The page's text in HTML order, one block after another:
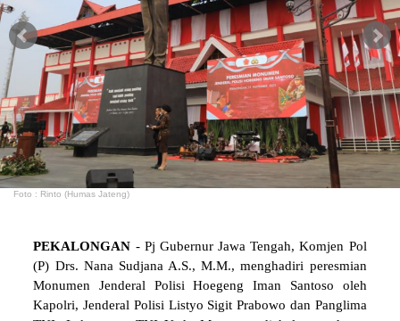
Foto : Rinto (Humas Jateng)
(P) Drs. Nana Sudjana A.S., M.M., menghadiri peresmian
Monumen Jenderal Polisi Hoegeng Iman Santoso oleh
Kapolri, Jenderal Polisi Listyo Sigit Prabowo dan Panglima
TNI, Laksamana TNI Yudo Margono, di halaman depan